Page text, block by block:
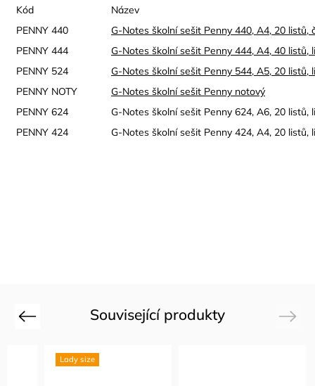
Kód
Název
PENNY 440
G-Notes školní sešit Penny 440, A4, 20 listů,
PENNY 444
G-Notes školní sešit Penny 444, A4, 40 listů,
PENNY 524
G-Notes školní sešit Penny 544, A5, 20 listů,
PENNY NOTY
G-Notes školní sešit Penny notový
PENNY 624
G-Notes školní sešit Penny 624, A6, 20 listů,
PENNY 424
G-Notes školní sešit Penny 424, A4, 20 listů,
Související produkty
Previous
Lady size
Next